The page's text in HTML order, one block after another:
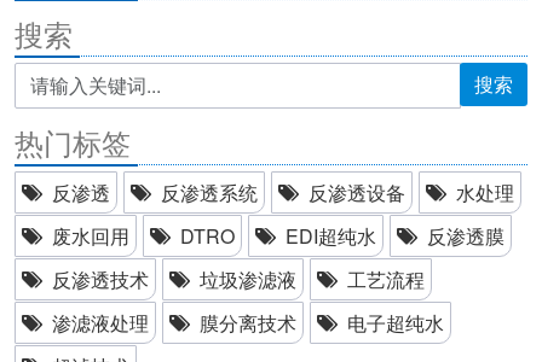
搜索
搜索
热门标签
反渗透 反渗透系统 反渗透设备
水处理
废水回用
DTRO EDI超纯水
反渗透膜
反渗透技术
垃圾渗滤液
工艺流程
渗滤液处理
膜分离技术
电子超纯水